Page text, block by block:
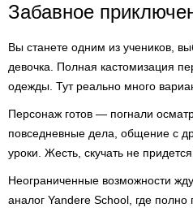
Забавное
Вы станете одним из учеников,
девочка. Полная кастомизация
одежды. Тут реально много
Персонаж готов — погнали
повседневные дела, общение с
уроки. Жесть, скучать не
Неограниченные возможности
аналог Yandere School, где